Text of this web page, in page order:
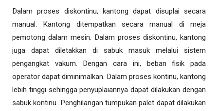
Dalam proses diskontinu, kantong dapat disuplai secara
manual. Kantong ditempatkan secara manual di meja
pemotong dalam mesin. Dalam proses diskontinu, kantong
juga dapat diletakkan di sabuk masuk melalui sistem
pengangkat vakum. Dengan cara ini, beban fisik pada
operator dapat diminimalkan. Dalam proses kontinu, kantong
lebih tinggi sehingga penyuplaiannya dapat dilakukan dengan
sabuk kontinu. Penghilangan tumpukan palet dapat dilakukan